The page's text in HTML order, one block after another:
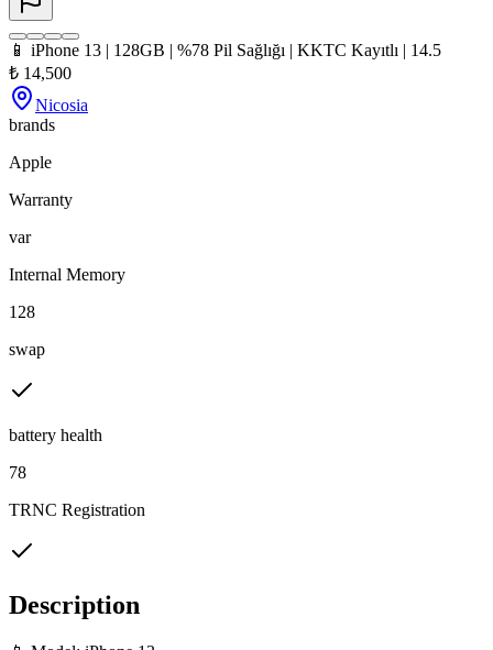
📱 iPhone 13 | 128GB | %78 Pil Sağlığı | KKTC Kayıtlı | 14.5
₺ 14,500
Nicosia
brands
Apple
Warranty
var
Internal Memory
128
swap
battery health
78
TRNC Registration
Description